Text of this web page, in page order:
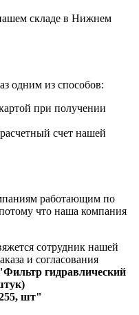
складе в Нижнем
одним из способов:
при получении
счет нашей
работающим по
что наша компания
сотрудник нашей
и согласования
гидравлический
шт"